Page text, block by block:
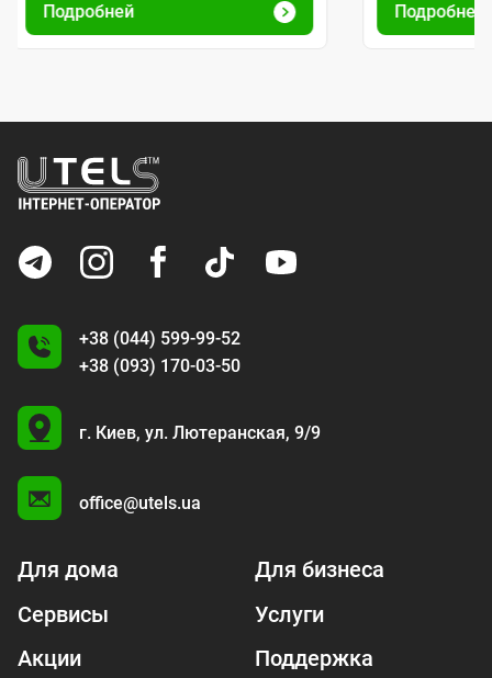
Подробней Подробней
+38 (044) 599-99-52
+38 (093) 170-03-50
U
г. Киев, ул. Лютеранская, 9/9
office@utels.ua
Для дома
Для бизнеса
Сервисы
Услуги
Акции
Поддержка